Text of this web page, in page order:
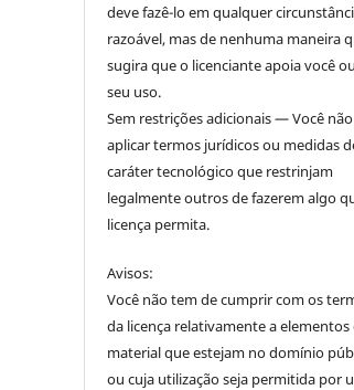
deve fazê-lo em qualquer
razoável, mas de nenhuma maneira
sugira que o licenciante apoia você
seu uso.
Sem restrições adicionais — Você
aplicar termos jurídicos ou medidas
caráter tecnológico que restrinjam
legalmente outros de fazerem algo
licença permita.
Avisos:
Você não tem de cumprir com os
da licença relativamente a elementos
material que estejam no domínio
ou cuja utilização seja permitida por